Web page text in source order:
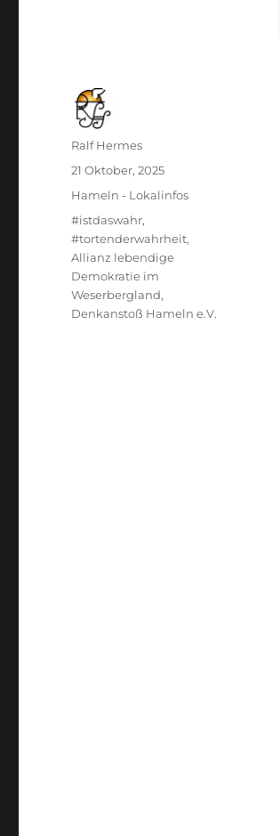
Autor
Ralf Hermes
Veröffentlicht
21 Oktober, 2025
Kategorien
Hameln - Lokalinfos
Schlagwörter
#istdaswahr,
#tortenderwahrheit,
Allianz lebendige
Demokratie im
Weserbergland,
Denkanstoß Hameln e.V.